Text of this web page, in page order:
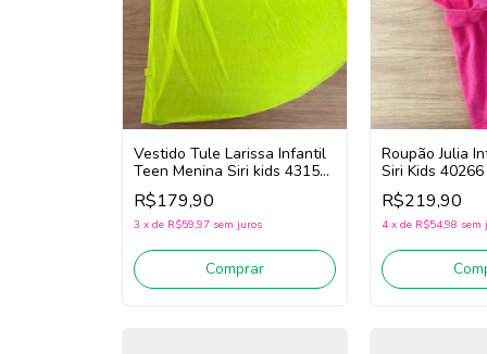
Vestido Tule Larissa Infantil
Teen Menina Siri kids 43153
(Amarelo fluor)
R$179,90
3 x de R$59,97 sem juros
Comprar
Roupão Julia
Siri Kids 40266
R$219,90
4 x de R$54,98 sem